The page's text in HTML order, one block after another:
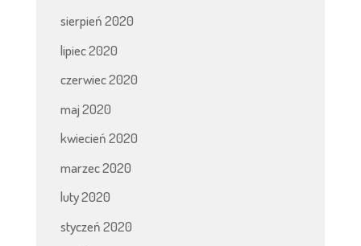
sierpień 2020
lipiec 2020
czerwiec 2020
maj 2020
kwiecień 2020
marzec 2020
luty 2020
styczeń 2020